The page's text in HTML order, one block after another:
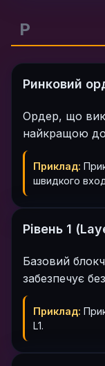
Р
Ринковий
Ордер, що
найкращою
Приклад:
швидкого
Рівень 1
Базовий
забезпечує
Приклад:
L1.